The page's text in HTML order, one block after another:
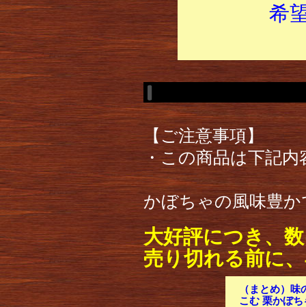
希
【ご注意事項】
・この商品は下記
かぼちゃの風味豊
大好評につき、
売り切れる前に
（まとめ）
こむ 栗かぼ